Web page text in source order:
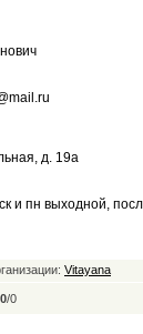
д. 19а
и пн выходной,
Vitayana
/0